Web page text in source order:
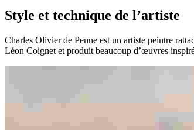
Style et technique de l’artiste
Charles Olivier de Penne est un artiste peintre
Léon Coignet et produit beaucoup d’œuvres